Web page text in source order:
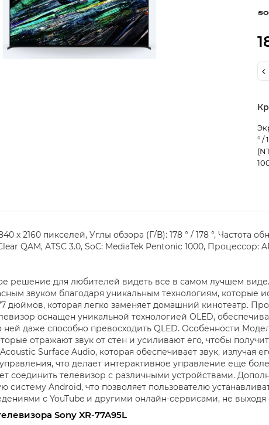
° /
x 2160 пикселей, Углы обзора (Г/В): 178 ° / 178 °, Частота
QAM, ATSC 3.0, SoC: MediaTek Pentonic 1000,
решение для любителей видеть все в самом лучшем
звуком благодаря уникальным технологиям, которые
дюймов, которая легко заменяет домашний кинотеатр.
оснащен уникальной технологией OLED,
даже способно превосходить QLED. Особенности
отражают звук от стен и усиливают его, чтобы
Surface Audio, которая обеспечивает звук, излучая
что делает интерактивное управление еще
соединить телевизор с различными устройствами.
систему Android, что позволяет пользователю
с YouTube и другими онлайн-сервисами, не выходя
Sony XR-77A95L